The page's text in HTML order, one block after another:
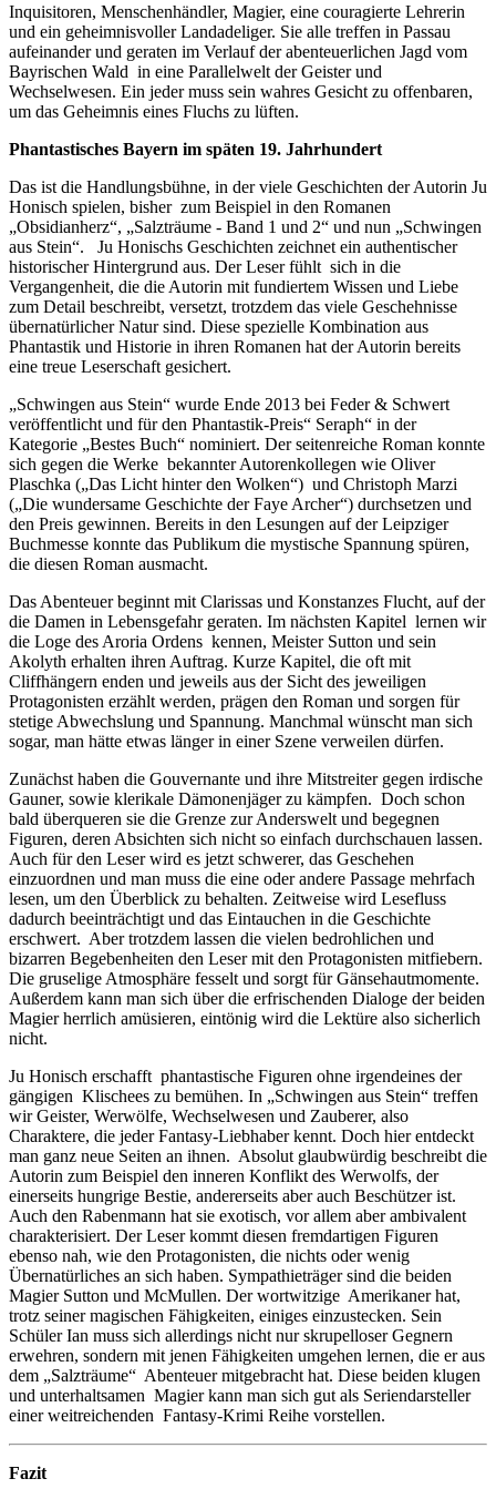
Inquisitoren, Menschenhändler, Magier, eine couragierte Lehrerin
und ein geheimnisvoller Landadeliger. Sie alle treffen in Passau
aufeinander und geraten im Verlauf der abenteuerlichen Jagd vom
Bayrischen Wald in eine Parallelwelt der Geister und
Wechselwesen. Ein jeder muss sein wahres Gesicht zu offenbaren,
um das Geheimnis eines Fluchs zu lüften.
Phantastisches Bayern im späten 19. Jahrhundert
Das ist die Handlungsbühne, in der viele Geschichten der Autorin Ju
Honisch spielen, bisher zum Beispiel in den Romanen
„Obsidianherz“, „Salzträume - Band 1 und 2“ und nun „Schwingen
aus Stein“. Ju Honischs Geschichten zeichnet ein authentischer
historischer Hintergrund aus. Der Leser fühlt sich in die
Vergangenheit, die die Autorin mit fundiertem Wissen und Liebe
zum Detail beschreibt, versetzt, trotzdem das viele Geschehnisse
übernatürlicher Natur sind. Diese spezielle Kombination aus
Phantastik und Historie in ihren Romanen hat der Autorin bereits
eine treue Leserschaft gesichert.
„Schwingen aus Stein“ wurde Ende 2013 bei Feder & Schwert
veröffentlicht und für den Phantastik-Preis“ Seraph“ in der
Kategorie „Bestes Buch“ nominiert. Der seitenreiche Roman konnte
sich gegen die Werke bekannter Autorenkollegen wie Oliver
Plaschka („Das Licht hinter den Wolken“) und Christoph Marzi
(„Die wundersame Geschichte der Faye Archer“) durchsetzen und
den Preis gewinnen. Bereits in den Lesungen auf der Leipziger
Buchmesse konnte das Publikum die mystische Spannung spüren,
die diesen Roman ausmacht.
Das Abenteuer beginnt mit Clarissas und Konstanzes Flucht, auf der
die Damen in Lebensgefahr geraten. Im nächsten Kapitel lernen wir
die Loge des Aroria Ordens kennen, Meister Sutton und sein
Akolyth erhalten ihren Auftrag. Kurze Kapitel, die oft mit
Cliffhängern enden und jeweils aus der Sicht des jeweiligen
Protagonisten erzählt werden, prägen den Roman und sorgen für
stetige Abwechslung und Spannung. Manchmal wünscht man sich
sogar, man hätte etwas länger in einer Szene verweilen dürfen.
Zunächst haben die Gouvernante und ihre Mitstreiter gegen irdische
Gauner, sowie klerikale Dämonenjäger zu kämpfen. Doch schon
bald überqueren sie die Grenze zur Anderswelt und begegnen
Figuren, deren Absichten sich nicht so einfach durchschauen lassen.
Auch für den Leser wird es jetzt schwerer, das Geschehen
einzuordnen und man muss die eine oder andere Passage mehrfach
lesen, um den Überblick zu behalten. Zeitweise wird Lesefluss
dadurch beeinträchtigt und das Eintauchen in die Geschichte
erschwert. Aber trotzdem lassen die vielen bedrohlichen und
bizarren Begebenheiten den Leser mit den Protagonisten mitfiebern.
Die gruselige Atmosphäre fesselt und sorgt für Gänsehautmomente.
Außerdem kann man sich über die erfrischenden Dialoge der beiden
Magier herrlich amüsieren, eintönig wird die Lektüre also sicherlich
nicht.
Ju Honisch erschafft phantastische Figuren ohne irgendeines der
gängigen Klischees zu bemühen. In „Schwingen aus Stein“ treffen
wir Geister, Werwölfe, Wechselwesen und Zauberer, also
Charaktere, die jeder Fantasy-Liebhaber kennt. Doch hier entdeckt
man ganz neue Seiten an ihnen. Absolut glaubwürdig beschreibt die
Autorin zum Beispiel den inneren Konflikt des Werwolfs, der
einerseits hungrige Bestie, andererseits aber auch Beschützer ist.
Auch den Rabenmann hat sie exotisch, vor allem aber ambivalent
charakterisiert. Der Leser kommt diesen fremdartigen Figuren
ebenso nah, wie den Protagonisten, die nichts oder wenig
Übernatürliches an sich haben. Sympathieträger sind die beiden
Magier Sutton und McMullen. Der wortwitzige Amerikaner hat,
trotz seiner magischen Fähigkeiten, einiges einzustecken. Sein
Schüler Ian muss sich allerdings nicht nur skrupelloser Gegnern
erwehren, sondern mit jenen Fähigkeiten umgehen lernen, die er aus
dem „Salzträume“ Abenteuer mitgebracht hat. Diese beiden klugen
und unterhaltsamen Magier kann man sich gut als Seriendarsteller
einer weitreichenden Fantasy-Krimi Reihe vorstellen.
Fazit